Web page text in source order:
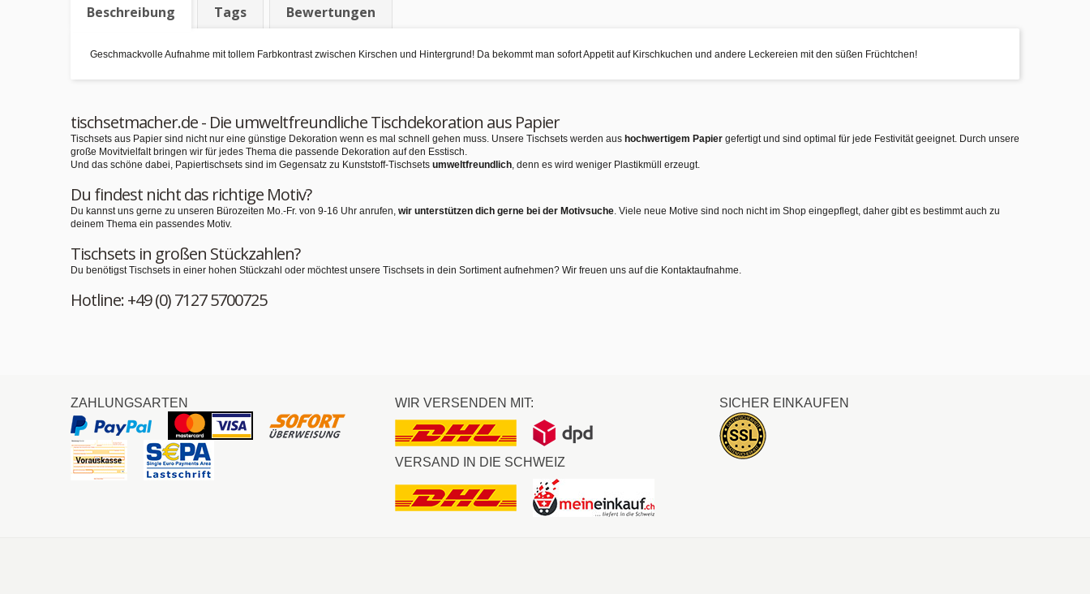
Beschreibung Tags Bewertungen
Geschmackvolle Aufnahme mit tollem Farbkontrast zwischen Kirschen und Hintergrund! Da bekommt man sofort Appetit auf Kirschkuchen und andere Leckereien mit den süßen Früchtchen!
tischsetmacher.de - Die umweltfreundliche Tischdekoration aus Papier
Tischsets aus Papier sind nicht nur eine günstige Dekoration wenn es mal schnell gehen muss. Unsere Tischsets werden aus hochwertigem Papier gefertigt und sind optimal für jede Festivität geeignet. Durch unsere
große Movitvielfalt bringen wir für jedes Thema die passende Dekoration auf den Esstisch.
Und das schöne dabei, Papiertischsets sind im Gegensatz zu Kunststoff-Tischsets umweltfreundlich, denn es wird weniger Plastikmüll erzeugt.
Du findest nicht das richtige Motiv?
Du kannst uns gerne zu unseren Bürozeiten Mo.-Fr. von 9-16 Uhr anrufen, wir unterstützen dich gerne bei der Motivsuche. Viele neue Motive sind noch nicht im Shop eingepflegt, daher gibt es bestimmt auch zu
deinem Thema ein passendes Motiv.
Tischsets in großen Stückzahlen?
Du benötigst Tischsets in einer hohen Stückzahl oder möchtest unsere Tischsets in dein Sortiment aufnehmen? Wir freuen uns auf die Kontaktaufnahme.
Hotline: +49 (0) 7127 5700725
ZAHLUNGSARTEN WIR VERSENDEN MIT:
VERSAND IN DIE SCHWEIZ
SICHER EINKAUFEN